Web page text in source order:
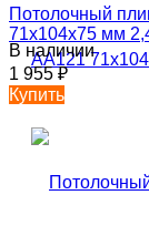
Потолочный
71х104х75 мм
В наличии
1 955₽
Купить